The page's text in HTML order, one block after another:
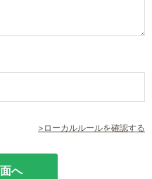
>ローカルルールを確認する